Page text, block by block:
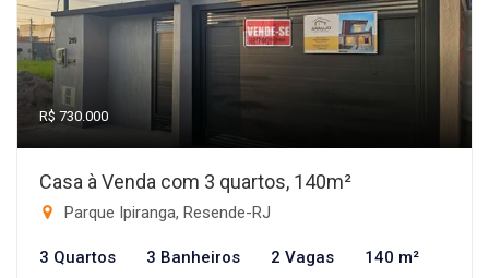
R$ 730.000
Casa à Venda com 3 quartos, 140m²
Parque Ipiranga, Resende-RJ
3 Quartos 3 Banheiros 2 Vagas 140 m²